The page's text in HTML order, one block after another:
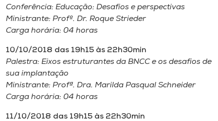
A+
A-
Conferência: Educação: Desafios e perspectivas
Ministrante: Profº. Dr. Roque Strieder
Carga horária: 04 horas
10/10/2018 das 19h15 às 22h30min
Palestra: Eixos estruturantes da BNCC e os desafios de
sua implantação
Ministrante: Profª. Dra. Marilda Pasqual Schneider
Carga horária: 04 horas
11/10/2018 das 19h15 às 22h30min